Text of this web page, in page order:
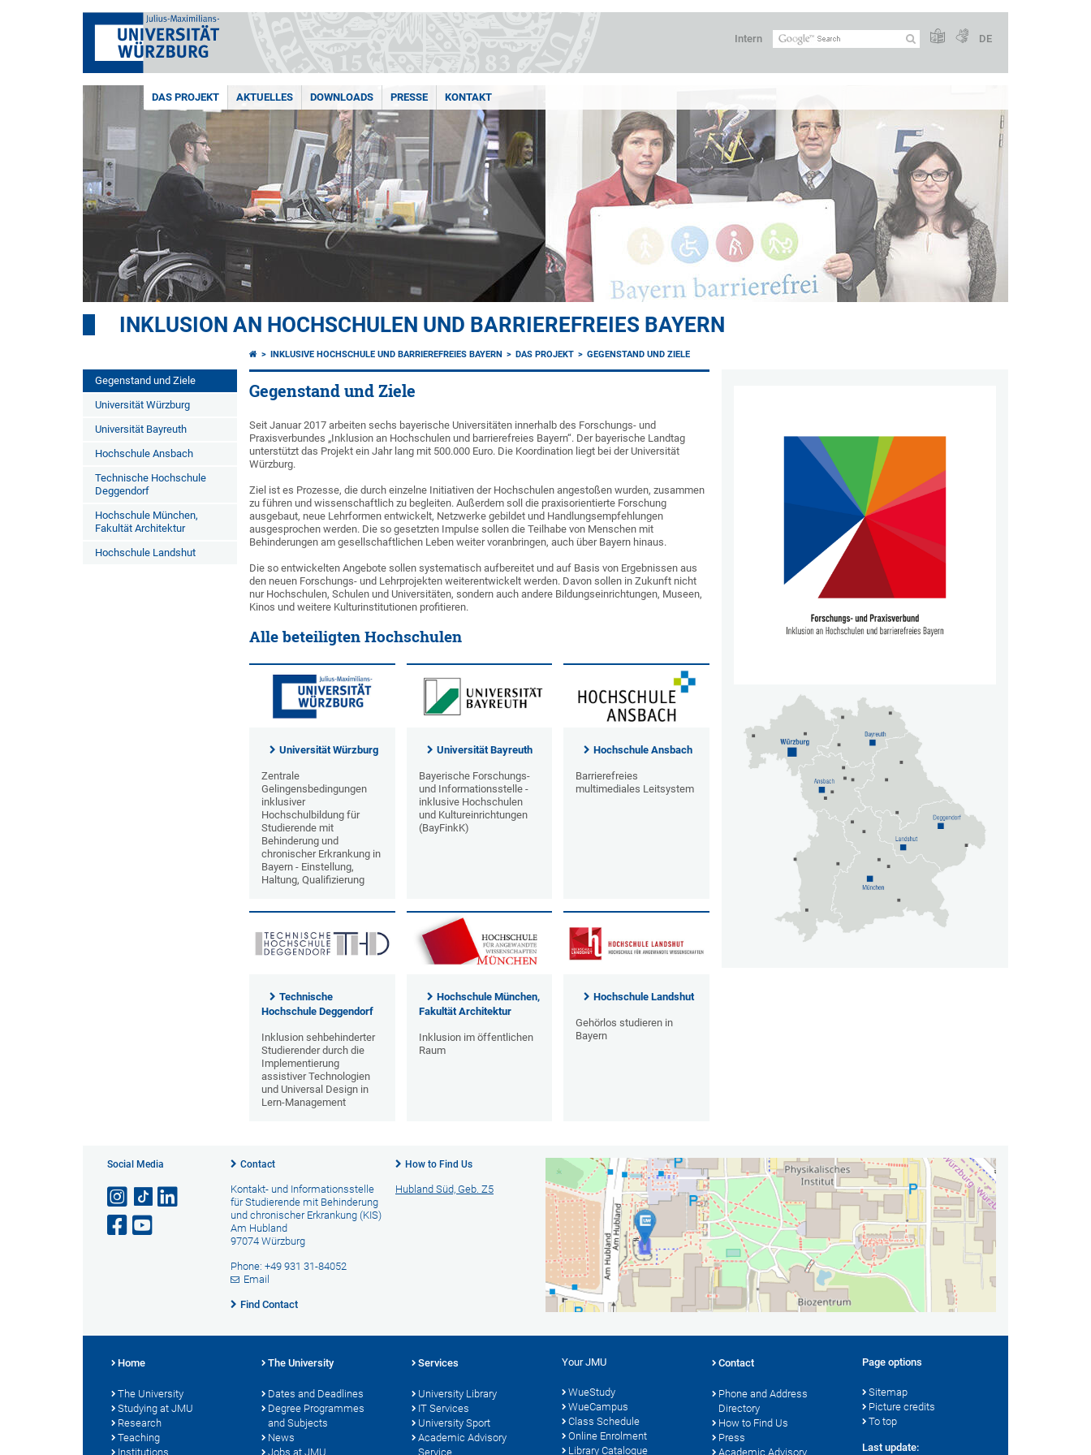
Intern DE
DAS PROJEKT AKTUELLES DOWNLOADS PRESSE KONTAKT
INKLUSION AN HOCHSCHULEN UND BARRIEREFREIES BAYERN
Gegenstand und Ziele
Universität Würzburg
Universität Bayreuth
Hochschule Ansbach
Technische Hochschule
Deggendorf
Hochschule München,
Fakultät Architektur
Hochschule Landshut
INKLUSIVE HOCHSCHULE UND BARRIEREFREIES BAYERN DAS PROJEKT GEGENSTAND UND ZIELE
Gegenstand und Ziele
Seit Januar 2017 arbeiten sechs bayerische Universitäten innerhalb des Forschungs- und
Praxisverbundes „Inklusion an Hochschulen und barrierefreies Bayern“. Der bayerische Landtag
unterstützt das Projekt ein Jahr lang mit 500.000 Euro. Die Koordination liegt bei der Universität
Würzburg.
Ziel ist es Prozesse, die durch einzelne Initiativen der Hochschulen angestoßen wurden, zusammen
zu führen und wissenschaftlich zu begleiten. Außerdem soll die praxisorientierte Forschung
ausgebaut, neue Lehrformen entwickelt, Netzwerke gebildet und Handlungsempfehlungen
ausgesprochen werden. Die so gesetzten Impulse sollen die Teilhabe von Menschen mit
Behinderungen am gesellschaftlichen Leben weiter voranbringen, auch über Bayern hinaus.
Die so entwickelten Angebote sollen systematisch aufbereitet und auf Basis von Ergebnissen aus
den neuen Forschungs- und Lehrprojekten weiterentwickelt werden. Davon sollen in Zukunft nicht
nur Hochschulen, Schulen und Universitäten, sondern auch andere Bildungseinrichtungen, Museen,
Kinos und weitere Kulturinstitutionen profitieren.
Alle beteiligten Hochschulen
Universität Würzburg
Zentrale
Gelingensbedingungen
inklusiver
Hochschulbildung für
Studierende mit
Behinderung und
chronischer Erkrankung in
Bayern - Einstellung,
Haltung, Qualifizierung
Universität Bayreuth
Bayerische Forschungs-
und Informationsstelle -
inklusive Hochschulen
und Kultureinrichtungen
(BayFinkK)
Hochschule Ansbach
Barrierefreies
multimediales Leitsystem
Technische
Hochschule Deggendorf
Inklusion sehbehinderter
Studierender durch die
Implementierung
assistiver Technologien
und Universal Design in
Lern-Management
Hochschule München,
Fakultät Architektur
Inklusion im öffentlichen
Raum
Hochschule Landshut
Gehörlos studieren in
Bayern
Social Media Contact
Kontakt- und Informationsstelle
für Studierende mit Behinderung
und chronischer Erkrankung (KIS)
Am Hubland
97074 Würzburg
Phone: +49 931 31-84052
Email
Find Contact
How to Find Us
Hubland Süd, Geb. Z5
Home
The University
Studying at JMU
Research
Teaching
Institutions
The University
Dates and Deadlines
Degree Programmes
and Subjects
News
Jobs at JMU
Services
University Library
IT Services
University Sport
Academic Advisory
Service
Your JMU
WueStudy
WueCampus
Class Schedule
Online Enrolment
Library Catalogue
Contact
Phone and Address
Directory
How to Find Us
Press
Academic Advisory
Page options
Sitemap
Picture credits
To top
Last update: